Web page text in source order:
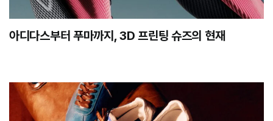
아디다스부터 푸마까지, 3D 프린팅 슈즈의 현재